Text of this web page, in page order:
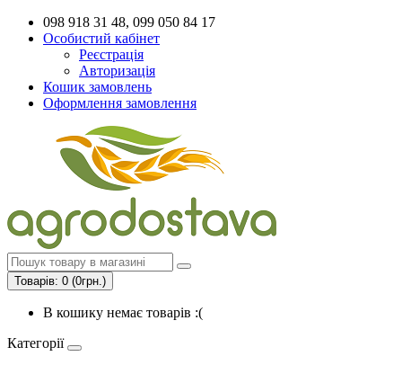
098 918 31 48, 099 050 84 17
Особистий кабінет
Реєстрація
Авторизація
Кошик замовлень
Оформлення замовлення
Товарів: 0 (0грн.)
В кошику немає товарів :(
Категорії